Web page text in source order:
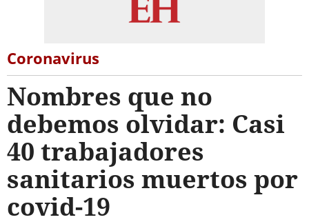
Coronavirus
Nombres que no
debemos olvidar: Casi
40 trabajadores
sanitarios muertos por
covid-19